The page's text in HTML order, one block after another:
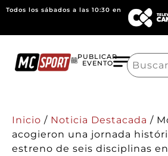
Todos los sábados a las 10:30 en
PUBLICAR
EVENTO
Search
for:
Inicio / Noticia Destacada /
acogieron una jornada
estreno de seis disciplinas